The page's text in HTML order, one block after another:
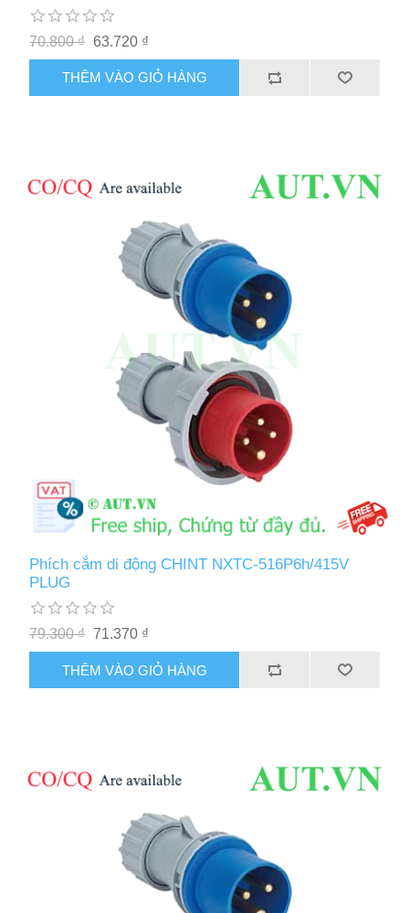
70.800 ₫ 63.720 ₫
THÊM VÀO GIỎ HÀNG
Phích cắm di động CHINT NXTC-516P6h/415V
PLUG
79.300 ₫ 71.370 ₫
THÊM VÀO GIỎ HÀNG